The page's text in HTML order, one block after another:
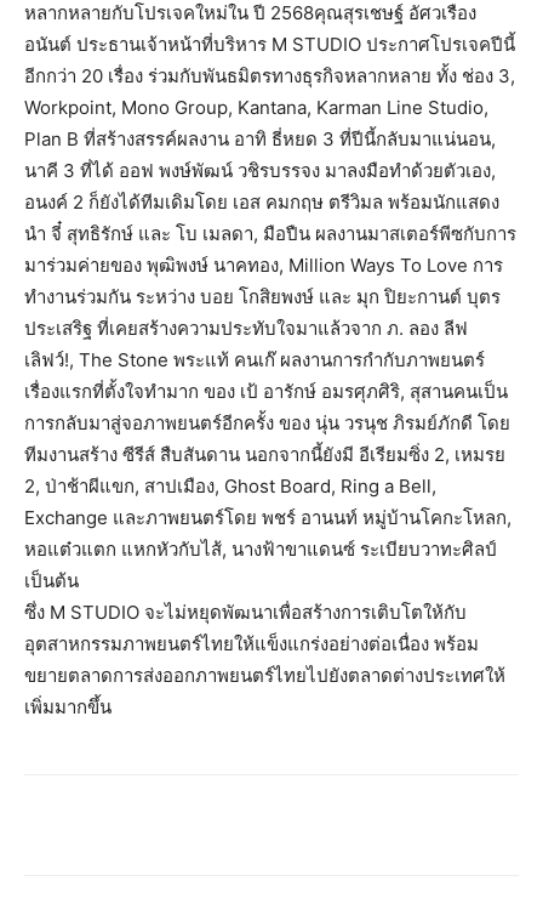
หลากหลายกับโปรเจคใหม่ใน ปี 2568คุณสุรเชษฐ์ อัศวเรือง
อนันต์ ประธานเจ้าหน้าที่บริหาร M STUDIO ประกาศโปรเจคปีนี้
อีกกว่า 20 เรื่อง ร่วมกับพันธมิตรทางธุรกิจหลากหลาย ทั้ง ช่อง 3,
Workpoint, Mono Group, Kantana, Karman Line Studio,
Plan B ที่สร้างสรรค์ผลงาน อาทิ ธี่หยด 3 ที่ปีนี้กลับมาแน่นอน,
นาคี 3 ที่ได้ ออฟ พงษ์พัฒน์ วชิรบรรจง มาลงมือทำด้วยตัวเอง,
อนงค์ 2 ก็ยังได้ทีมเดิมโดย เอส คมกฤษ ตรีวิมล พร้อมนักแสดง
นำ จี๋ สุทธิรักษ์ และ โบ เมลดา, มือปืน ผลงานมาสเตอร์พีซกับการ
มาร่วมค่ายของ พุฒิพงษ์ นาคทอง, Million Ways To Love การ
ทำงานร่วมกัน ระหว่าง บอย โกสิยพงษ์ และ มุก ปิยะกานต์ บุตร
ประเสริฐ ที่เคยสร้างความประทับใจมาแล้วจาก ภ. ลอง ลีฟ
เลิฟว์!, The Stone พระแท้ คนเก๊ ผลงานการกำกับภาพยนตร์
เรื่องแรกที่ตั้งใจทำมาก ของ เป้ อารักษ์ อมรศุภศิริ, สุสานคนเป็น
การกลับมาสู่จอภาพยนตร์อีกครั้ง ของ นุ่น วรนุช ภิรมย์ภักดี โดย
ทีมงานสร้าง ซีรีส์ สืบสันดาน นอกจากนี้ยังมี อีเรียมซิ่ง 2, เหมรย
2, ป่าช้าผีแขก, สาปเมือง, Ghost Board, Ring a Bell,
Exchange และภาพยนตร์โดย พชร์ อานนท์ หมู่บ้านโคกะโหลก,
หอแต๋วแตก แหกหัวกับไส้, นางฟ้าขาแดนซ์ ระเบียบวาทะศิลป์
เป็นต้น
ซึ่ง M STUDIO จะไม่หยุดพัฒนาเพื่อสร้างการเติบโตให้กับ
อุตสาหกรรมภาพยนตร์ไทยให้แข็งแกร่งอย่างต่อเนื่อง พร้อม
ขยายตลาดการส่งออกภาพยนตร์ไทยไปยังตลาดต่างประเทศให้
เพิ่มมากขึ้น